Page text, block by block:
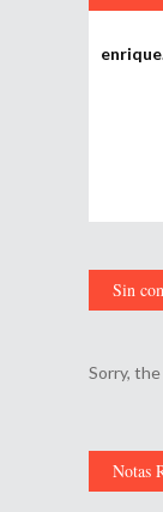
Sin
Sorry,
Notas